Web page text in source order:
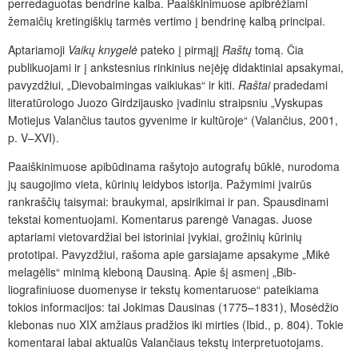
perredaguotas bendrine kalba. Paaiškinimuose apibrėžiami
žemaičių kretingiškių tarmės vertimo į bendrinę kalbą principai.
Aptariamoji Vaikų knygelė pateko į pirmąjį Raštų tomą. Čia
publikuojami ir į ankstesnius rinkinius neįėję didaktiniai apsakymai,
pavyzdžiui, „Dievobaimingas vaikiukas“ ir kiti. Raštaipradedami
literatūrologo Juozo Girdzijausko įvadiniu straipsniu „Vyskupas
Motiejus Valančius tautos gyvenime ir kultūroje“ (Valančius, 2001,
p. V–XVI).
Paaiškinimuose apibūdinama rašytojo autografų būklė, nurodoma
jų saugojimo vieta, kūrinių leidybos istorija. Pažymimi įvairūs
rankraščių taisymai: braukymai, apsirikimai ir pan. Spausdinami
tekstai komentuojami. Komentarus parengė Vanagas. Juose
aptariami vietovardžiai bei istoriniai įvykiai, grožinių kūrinių
prototipai. Pavyzdžiui, rašoma apie garsiajame apsakyme „Mikė
melagėlis“ minimą kleboną Dausiną. Apie šį asmenį „Bib­
liografiniuose duomenyse ir tekstų komentaruose“ pateikiama
tokios informacijos: tai Jokimas Dausinas (1775–1831), Mosėdžio
klebonas nuo XIX amžiaus pradžios iki mirties (Ibid., p. 804). Tokie
komentarai labai aktualūs Valančiaus tekstų interpretuotojams.